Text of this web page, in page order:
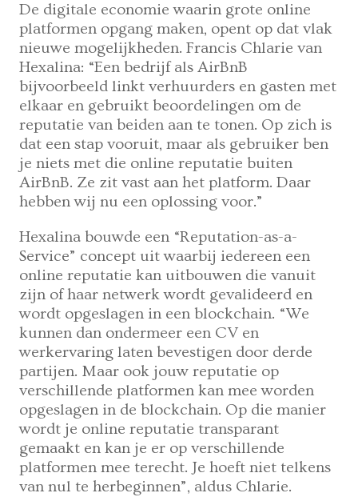
De digitale economie waarin grote online
platformen opgang maken, opent op dat vlak
nieuwe mogelijkheden. Francis Chlarie van
Hexalina: “Een bedrijf als AirBnB
bijvoorbeeld linkt verhuurders en gasten met
elkaar en gebruikt beoordelingen om de
reputatie van beiden aan te tonen. Op zich is
dat een stap vooruit, maar als gebruiker ben
je niets met die online reputatie buiten
AirBnB. Ze zit vast aan het platform. Daar
hebben wij nu een oplossing voor.”
Hexalina bouwde een “Reputation-as-a-
Service” concept uit waarbij iedereen een
online reputatie kan uitbouwen die vanuit
zijn of haar netwerk wordt gevalideerd en
wordt opgeslagen in een blockchain. “We
kunnen dan ondermeer een CV en
werkervaring laten bevestigen door derde
partijen. Maar ook jouw reputatie op
verschillende platformen kan mee worden
opgeslagen in de blockchain. Op die manier
wordt je online reputatie transparant
gemaakt en kan je er op verschillende
platformen mee terecht. Je hoeft niet telkens
van nul te herbeginnen”, aldus Chlarie.